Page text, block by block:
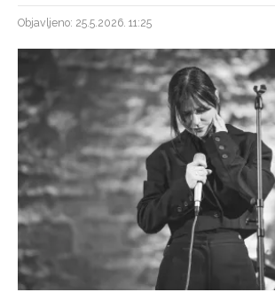
Objavljeno: 25.5.2026. 11:25